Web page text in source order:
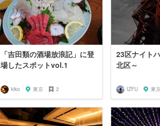
「吉田類の酒場放浪記」に登
場したスポットvol.1
kiko 東京 2
23区ナイト
北区～
IZFU 東